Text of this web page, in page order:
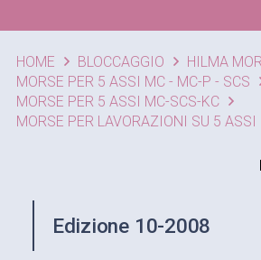
HOME BLOCCAGGIO
HILMA
MORSE PER 5 ASSI MC - MC-P - SCS
MORSE PER 5 ASSI MC-SCS-KC
MORSE PER LAVORAZIONI SU 5 ASSI
Edizione 10-2008